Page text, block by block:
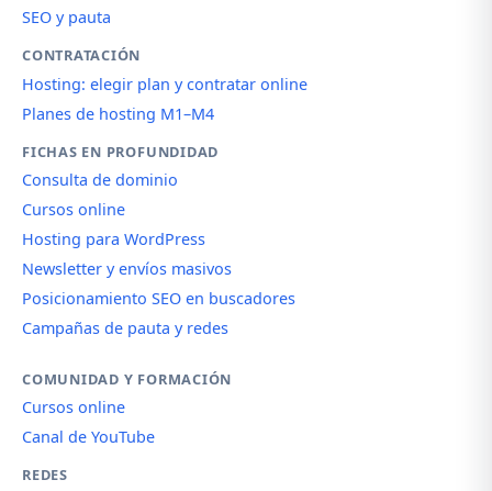
SEO y pauta
CONTRATACIÓN
Hosting: elegir plan y contratar online
Planes de hosting M1–M4
FICHAS EN PROFUNDIDAD
Consulta de dominio
Cursos online
Hosting para WordPress
Newsletter y envíos masivos
Posicionamiento SEO en buscadores
Campañas de pauta y redes
COMUNIDAD Y FORMACIÓN
Cursos online
Canal de YouTube
REDES